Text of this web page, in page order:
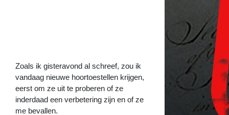
iPhone >>
Zoals ik gisteravond al schreef, zou ik
vandaag nieuwe hoortoestellen krijgen,
eerst om ze uit te proberen of ze
inderdaad een verbetering zijn en of ze
me bevallen.